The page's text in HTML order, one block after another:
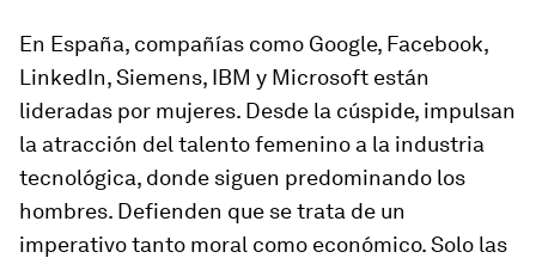
En España, compañías como Google, Facebook,
LinkedIn, Siemens, IBM y Microsoft están
lideradas por mujeres. Desde la cúspide, impulsan
la atracción del talento femenino a la industria
tecnológica, donde siguen predominando los
hombres. Defienden que se trata de un
imperativo tanto moral como económico. Solo las